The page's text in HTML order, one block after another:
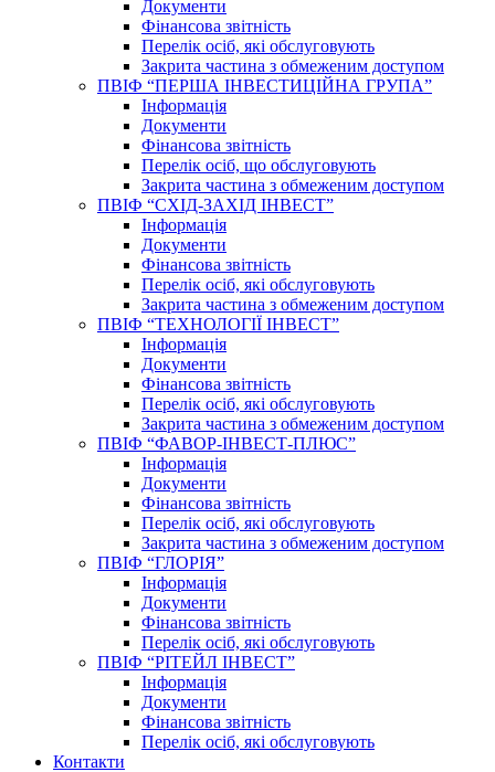
Документи
Фінансова звітність
Перелік осіб, які обслуговують
Закрита частина з обмеженим доступом
ПВІФ “ПЕРША ІНВЕСТИЦІЙНА ГРУПА”
Інформація
Документи
Фінансова звітність
Перелік осіб, що обслуговують
Закрита частина з обмеженим доступом
ПВІФ “СХІД-ЗАХІД ІНВЕСТ”
Інформація
Документи
Фінансова звітність
Перелік осіб, які обслуговують
Закрита частина з обмеженим доступом
ПВІФ “ТЕХНОЛОГІЇ ІНВЕСТ”
Інформація
Документи
Фінансова звітність
Перелік осіб, які обслуговують
Закрита частина з обмеженим доступом
ПВІФ “ФАВОР-ІНВЕСТ-ПЛЮС”
Інформація
Документи
Фінансова звітність
Перелік осіб, які обслуговують
Закрита частина з обмеженим доступом
ПВІФ “ГЛОРІЯ”
Інформація
Документи
Фінансова звітність
Перелік осіб, які обслуговують
ПВІФ “РІТЕЙЛ ІНВЕСТ”
Інформація
Документи
Фінансова звітність
Перелік осіб, які обслуговують
Контакти